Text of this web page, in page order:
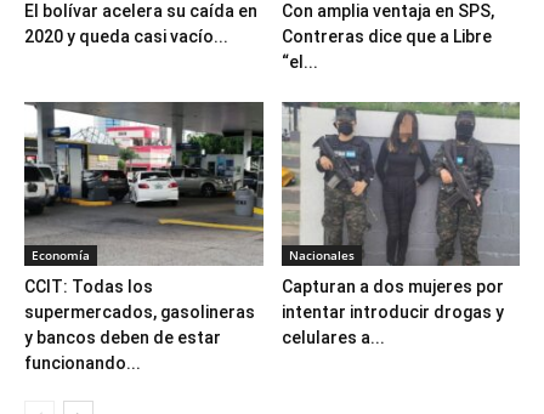
El bolívar acelera su caída en
2020 y queda casi vacío...
Con amplia ventaja en SPS,
Contreras dice que a Libre
“el...
Economía
CCIT: Todas los
supermercados, gasolineras
y bancos deben de estar
funcionando...
Nacionales
Capturan a dos mujeres por
intentar introducir drogas y
celulares a...